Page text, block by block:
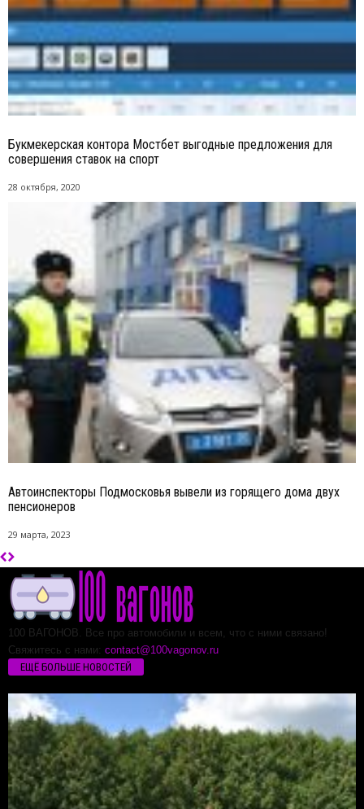
Букмекерская контора Мостбет выгодные предложения для
совершения ставок на спорт
28 октября, 2020
Автоинспекторы Подмосковья вывели из горящего дома двух
пенсионеров
29 марта, 2023
100 ВАГОНОВ. Все про автомобили и всем, что с ними связано!
Свяжитесь с нами: contact@100vagonov.ru
ЕЩЁ БОЛЬШЕ НОВОСТЕЙ